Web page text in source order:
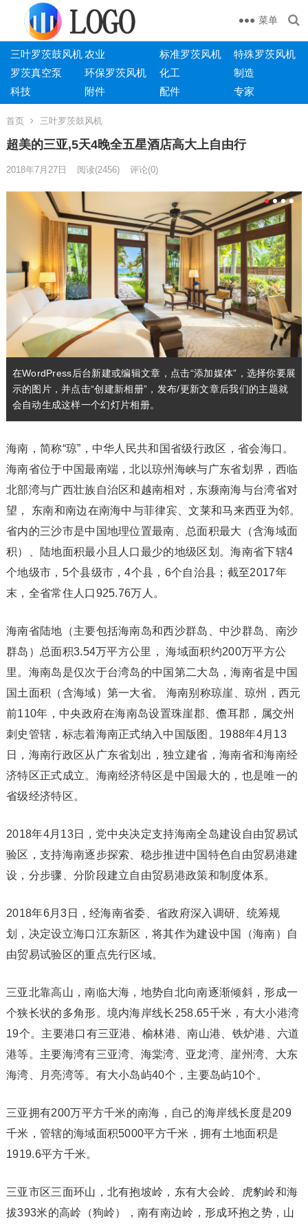
菜单
三叶罗茨鼓风机农业 标准罗茨风机
特殊罗茨风机
罗茨真空泵
环保罗茨风机 化工
制造
科技
附件 配件 专家
首页 三叶罗茨鼓风机
超美的三亚,5天4晚全五星酒店高大上自由行
2018年7月27日 阅读(2456) 评论(0)
在WordPress后台新建或编辑文章，点击“添加媒体”，选择你要展
示的图片，并点击“创建新相册”，发布/更新文章后我们的主题就
会自动生成这样一个幻灯片相册。
海南，简称“琼”，中华人民共和国省级行政区，省会海口。
海南省位于中国最南端，北以琼州海峡与广东省划界，西临
北部湾与广西壮族自治区和越南相对，东濒南海与台湾省对
望， 东南和南边在南海中与菲律宾、文莱和马来西亚为邻。
省内的三沙市是中国地理位置最南、总面积最大（含海域面
积）、陆地面积最小且人口最少的地级区划。海南省下辖4
个地级市，5个县级市，4个县，6个自治县；截至2017年
末，全省常住人口925.76万人。
海南省陆地（主要包括海南岛和西沙群岛、中沙群岛、南沙
群岛）总面积3.54万平方公里， 海域面积约200万平方公
里。海南岛是仅次于台湾岛的中国第二大岛，海南省是中国
国土面积（含海域）第一大省。 海南别称琼崖、琼州，西元
前110年，中央政府在海南岛设置珠崖郡、儋耳郡，属交州
刺史管辖，标志着海南正式纳入中国版图。1988年4月13
日，海南行政区从广东省划出，独立建省，海南省和海南经
济特区正式成立。海南经济特区是中国最大的，也是唯一的
省级经济特区。
2018年4月13日，党中央决定支持海南全岛建设自由贸易试
验区，支持海南逐步探索、稳步推进中国特色自由贸易港建
设，分步骤、分阶段建立自由贸易港政策和制度体系。
2018年6月3日，经海南省委、省政府深入调研、统筹规
划，决定设立海口江东新区，将其作为建设中国（海南）自
由贸易试验区的重点先行区域。
三亚北靠高山，南临大海，地势自北向南逐渐倾斜，形成一
个狭长状的多角形。境内海岸线长258.65千米，有大小港湾
19个。主要港口有三亚港、榆林港、南山港、铁炉港、六道
港等。主要海湾有三亚湾、海棠湾、亚龙湾、崖州湾、大东
海湾、月亮湾等。有大小岛屿40个，主要岛屿10个。
三亚拥有200万平方千米的南海，自己的海岸线长度是209
千米，管辖的海域面积5000平方千米，拥有土地面积是
1919.6平方千米。
三亚市区三面环山，北有抱坡岭，东有大会岭、虎豹岭和海
拔393米的高岭（狗岭），南有南边岭，形成环抱之势，山